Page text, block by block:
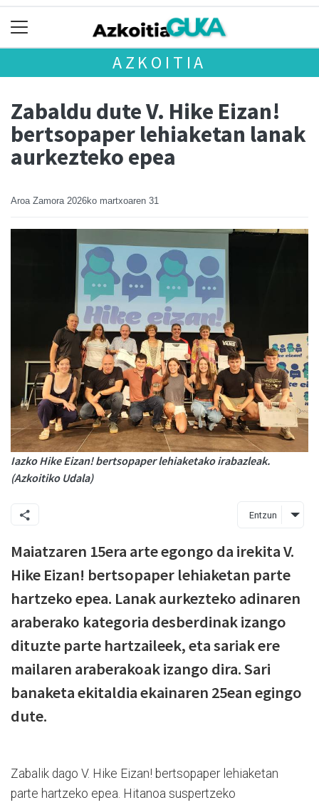
AZKOITIA
Zabaldu dute V. Hike Eizan!
bertsopaper lehiaketan lanak
aurkezteko epea
Aroa Zamora 2026ko martxoaren 31
Iazko Hike Eizan! bertsopaper lehiaketako irabazleak.
(Azkoitiko Udala)
Entzun
Maiatzaren 15era arte egongo da irekita V.
Hike Eizan! bertsopaper lehiaketan parte
hartzeko epea. Lanak aurkezteko adinaren
araberako kategoria desberdinak izango
dituzte parte hartzaileek, eta sariak ere
mailaren araberakoak izango dira. Sari
banaketa ekitaldia ekainaren 25ean egingo
dute.
Zabalik dago V. Hike Eizan! bertsopaper lehiaketan
parte hartzeko epea. Hitanoa suspertzeko